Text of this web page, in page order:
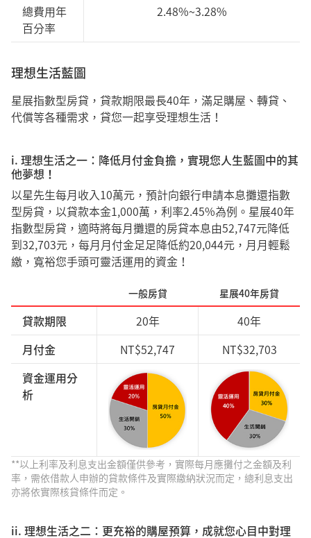
總費用年
百分率
2.48%~3.28%
理想生活藍圖
星展指數型房貸，貸款期限最長40年，滿足購屋、轉貸、
代償等各種需求，貸您一起享受理想生活！
i. 理想生活之一：降低月付金負擔，實現您人生藍圖中的其
他夢想！
以星先生每月收入10萬元，預計向銀行申請本息攤還指數
型房貸，以貸款本金1,000萬，利率2.45%為例。星展40年
指數型房貸，適時將每月攤還的房貸本息由52,747元降低
到32,703元，每月月付金足足降低約20,044元，月月輕鬆
繳，寬裕您手頭可靈活運用的資金！
一般房貸 星展40年房貸
貸款期限 20年
40年
月付金
NT$52,747
NT$32,703
資金運用分
析
**以上利率及利息支出金額僅供參考，實際每月應攤付之金額及利
率，需依借款人申辦的貸款條件及實際繳納狀況而定，總利息支出
亦將依實際核貸條件而定。
ii. 理想生活之二：更充裕的購屋預算，成就您心目中對理